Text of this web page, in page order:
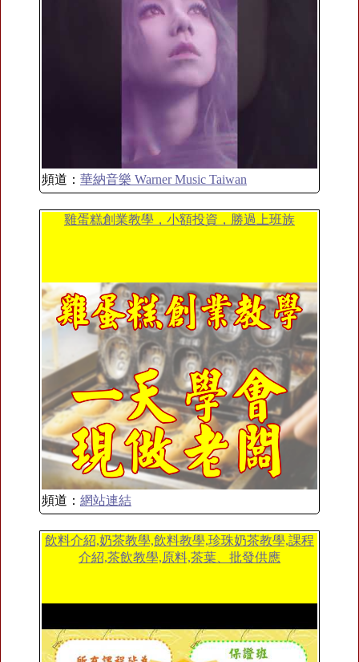
頻道： 華納音樂 Warner Music Taiwan
雞蛋糕創業教學，小額投資，勝過上班族
頻道： 網站連結
飲料介紹,奶茶教學,飲料教學,珍珠奶茶教學,課程
介紹,茶飲教學,原料,茶葉、批發供應